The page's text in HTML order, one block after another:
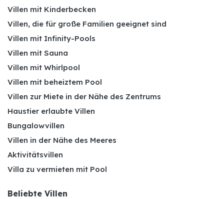
Villen mit Kinderbecken
Villen, die für große Familien geeignet sind
Villen mit Infinity-Pools
Villen mit Sauna
Villen mit Whirlpool
Villen mit beheiztem Pool
Villen zur Miete in der Nähe des Zentrums
Haustier erlaubte Villen
Bungalowvillen
Villen in der Nähe des Meeres
Aktivitätsvillen
Villa zu vermieten mit Pool
Beliebte Villen